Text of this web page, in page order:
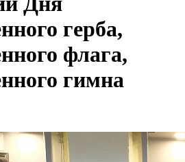
герба,
флага,
гимна